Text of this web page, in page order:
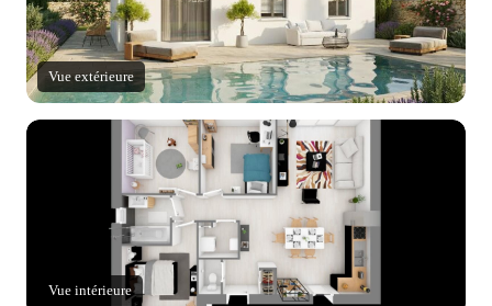
Vue extérieure
Vue intérieure